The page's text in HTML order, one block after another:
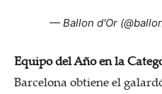
— Ballon d'Or
Equipo del Año en la
Barcelona obtiene el